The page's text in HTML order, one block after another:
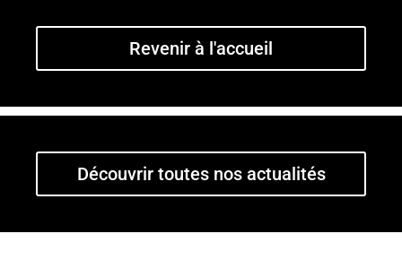
Revenir à l'accueil
Découvrir toutes nos actualités